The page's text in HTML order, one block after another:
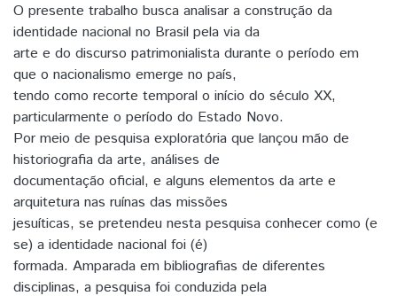
O presente trabalho busca analisar a construção da
identidade nacional no Brasil pela via da
arte e do discurso patrimonialista durante o período em
que o nacionalismo emerge no país,
tendo como recorte temporal o início do século XX,
particularmente o período do Estado Novo.
Por meio de pesquisa exploratória que lançou mão de
historiografia da arte, análises de
documentação oficial, e alguns elementos da arte e
arquitetura nas ruínas das missões
jesuíticas, se pretendeu nesta pesquisa conhecer como (e
se) a identidade nacional foi (é)
formada. Amparada em bibliografias de diferentes
disciplinas, a pesquisa foi conduzida pela